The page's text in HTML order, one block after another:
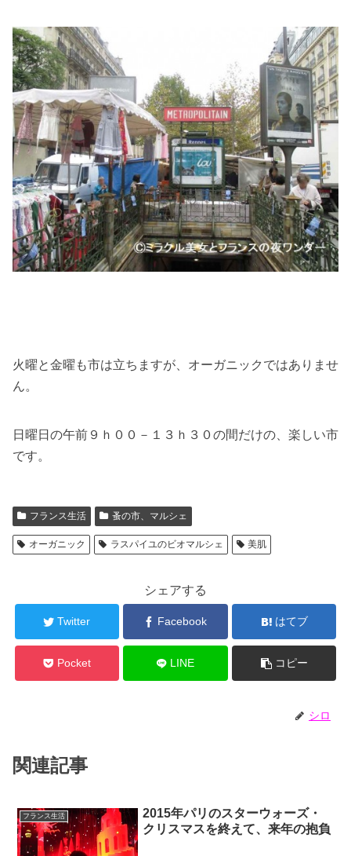
火曜と金曜も市は立ちますが、オーガニックではありませ
ん。
日曜日の午前９ｈ００－１３ｈ３０の間だけの、楽しい市
です。
フランス生活 蚤の市、マルシェ
オーガニック ラスパイユのビオマルシェ 美肌
シェアする
Twitter Facebook はてブ
Pocket LINE コピー
シロ
関連記事
フランス生活
2015年パリのスターウォーズ・
クリスマスを終えて、来年の抱負